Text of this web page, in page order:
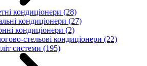
кондиціонери (28)
кондиціонери (27)
кондиціонери (2)
стельові кондиціонери (22)
системи (195)